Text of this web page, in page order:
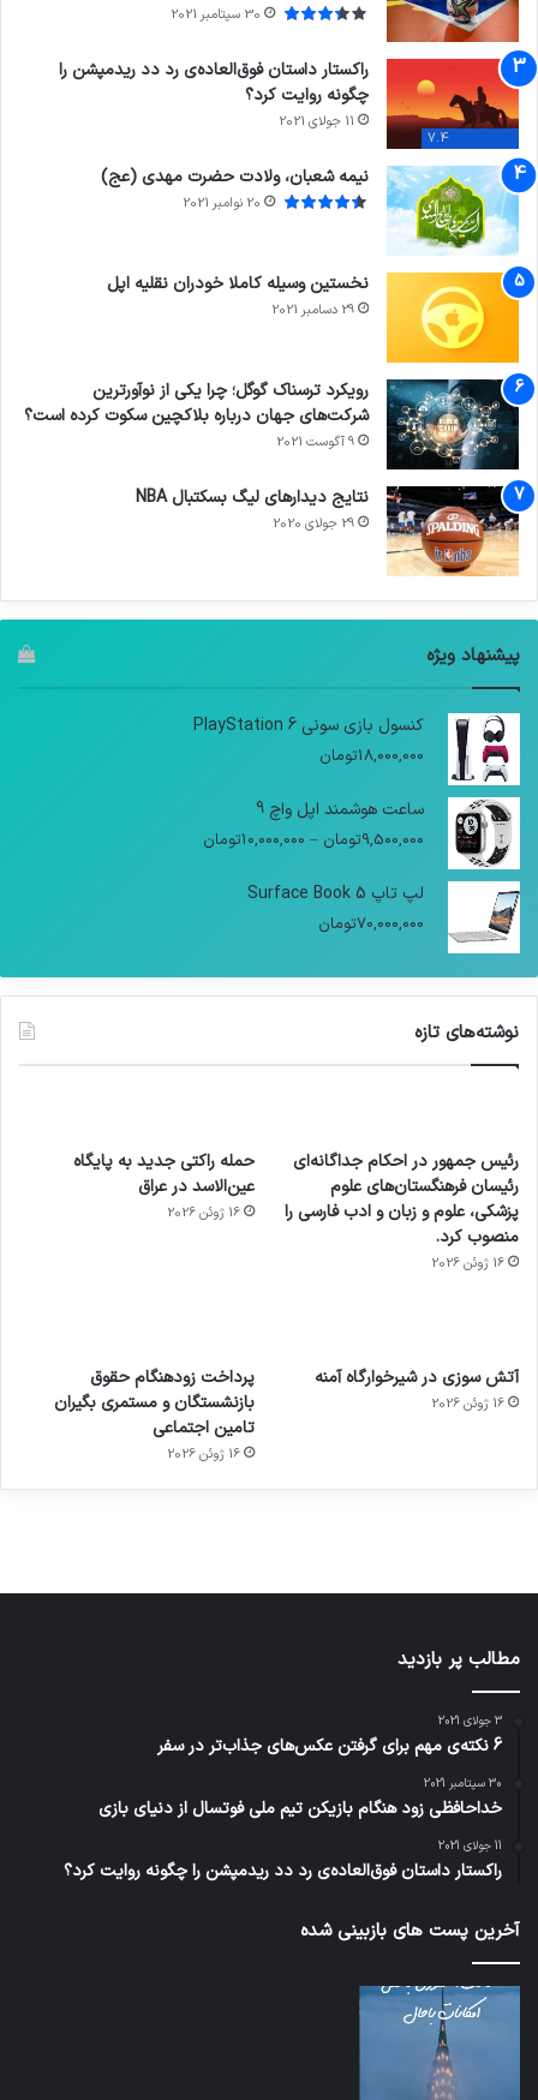
30 سپتامبر 2021
7.4
راکستار داستان فوق‌العاده‌ی رد دد ریدمپشن را
چگونه روایت کرد؟
11 جولای 2021
نیمه شعبان، ولادت حضرت مهدی (عج)
20 نوامبر 2021
نخستین وسیله کاملا خودران نقلیه اپل
29 دسامبر 2021
رویکرد ترسناک گوگل؛ چرا یکی از نوآورترین
شرکت‌های جهان درباره بلاکچین سکوت کرده است؟
9 آگوست 2021
نتایج دیدار‌های لیگ بسکتبال NBA
29 جولای 2020
پیشنهاد ویژه
کنسول بازی سونی PlayStation 6
18,000,000تومان
ساعت هوشمند اپل واچ 9
9,500,000تومان –
10,000,000تومان
لپ تاپ Surface Book 5
70,000,000تومان
نوشته‌های تازه
رئیس جمهور در احکام جداگانه‌ای
رئیسان فرهنگستان‌های علوم
پزشکی، علوم و زبان و ادب فارسی را
منصوب کرد.
16 ژوئن 2026
حمله راکتی جدید به پایگاه
عین‌الاسد در عراق
16 ژوئن 2026
آتش سوزی در شیرخوارگاه آمنه
16 ژوئن 2026
پرداخت زودهنگام حقوق
بازنشستگان و مستمری بگیران
تامین اجتماعی
16 ژوئن 2026
برای
کشف
توسط
مجازی
…
ساعت
هوشمند
با طعم
توسط
ژاکت
در
های
2023
توسط
مطالب پر بازدید
3 جولای 2021
6 نکته‌ی مهم برای گرفتن عکس‌های جذاب‌تر در سفر
30 سپتامبر 2021
خداحافظی زود هنگام بازیکن تیم ملی فوتسال از دنیای بازی
11 جولای 2021
راکستار داستان فوق‌العاده‌ی رد دد ریدمپشن را چگونه روایت کرد؟
آخرین پست های بازبینی شده